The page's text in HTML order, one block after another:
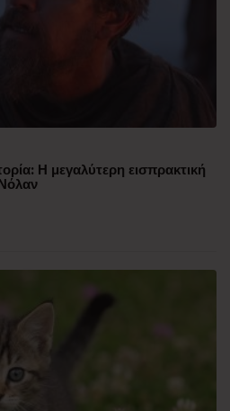
Η μεγαλύτερη εισπρακτική